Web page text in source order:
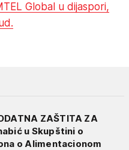
Global u dijaspori,
ZAŠTITA ZA
u Skupštini o
o Alimentacionom